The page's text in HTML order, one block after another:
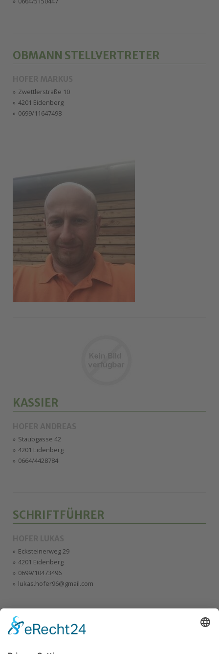
OBMANN STELLVERTRETER
Zwettlerstraße 10
4201 Eidenberg
0699/11647498
KASSIER
Staubgasse 42
4201 Eidenberg
0664/4428784
SCHRIFTFÜHRER
Ecksteinerweg 29
4201 Eidenberg
0699/10473496
lukas.hofer96@gmail.com